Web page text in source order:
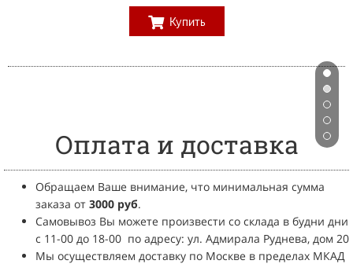
Купить
Оплата и доставка
Обращаем Ваше внимание, что минимальная сумма
заказа от 3000 руб.
Самовывоз Вы можете произвести со склада в будни дни
с 11-00 до 18-00 по адресу: ул. Адмирала Руднева, дом 20
Мы осуществляем доставку по Москве в пределах МКАД